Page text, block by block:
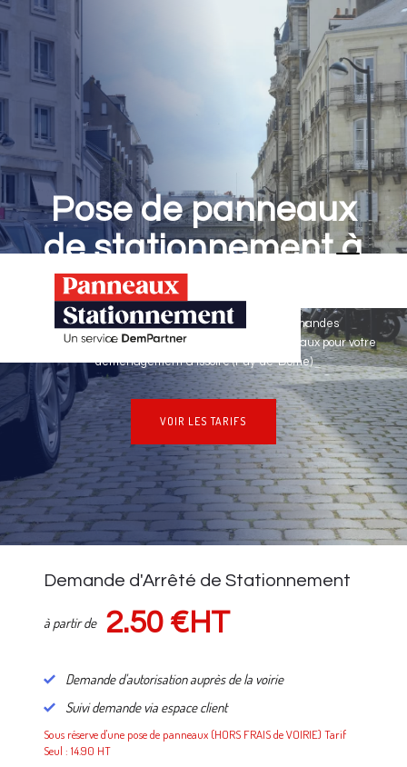
Pose de panneaux
de stationnement à
Issoire
Panneaux Stationnement effectue vos demandes
d'autorisations de stationnement & pose de panneaux pour votre
déménagement à Issoire (Puy-de-Dôme)
VOIR LES TARIFS
NOS TARIFS
Demande d'Arrêté de Stationnement
à partir de 2.50 €HT
Demande d'autorisation auprès de la voirie
Suivi demande via espace client
Sous réserve d'une pose de panneaux (HORS FRAIS de VOIRIE) Tarif
Seul : 14.90 HT